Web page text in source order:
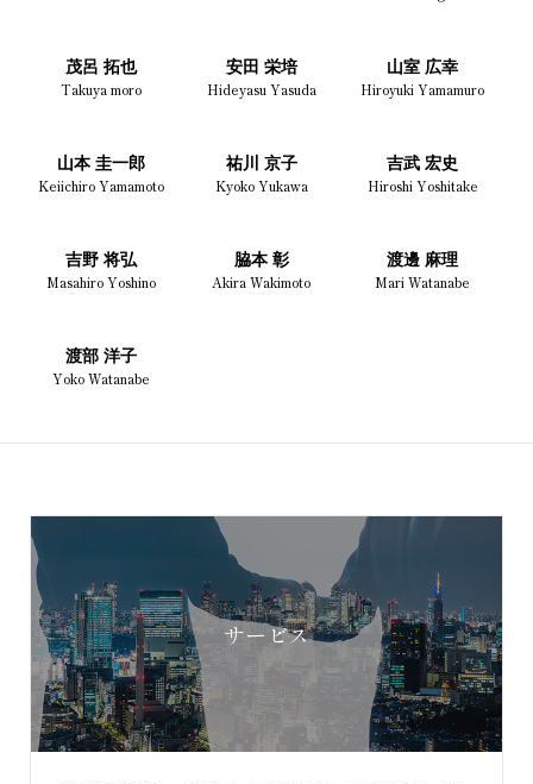
茂呂 拓也
Takuya moro
安田 栄培
Hideyasu Yasuda
山室 広幸
Hiroyuki Yamamuro
山本 圭一郎
Keiichiro Yamamoto
祐川 京子
Kyoko Yukawa
吉武 宏史
Hiroshi Yoshitake
吉野 将弘
Masahiro Yoshino
脇本 彰
Akira Wakimoto
渡邊 麻理
Mari Watanabe
渡部 洋子
Yoko Watanabe
サービス